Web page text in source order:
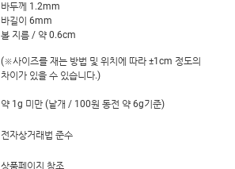
바두께 1.2mm
바길이 6mm
볼 지름 / 약 0.6cm
(※사이즈를 재는 방법 및 위치에 따라 ±1cm 정도의
차이가 있을 수 있습니다.)
약 1g 미만 (낱개 / 100원 동전 약 6g기준)
전자상거래법 준수
상품페이지 참조